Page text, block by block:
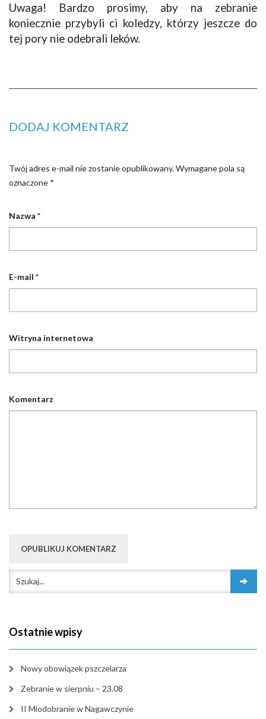
Uwaga! Bardzo prosimy, aby na zebranie
koniecznie przybyli ci koledzy, którzy jeszcze do
tej pory nie odebrali leków.
DODAJ KOMENTARZ
Twój adres e-mail nie zostanie opublikowany.Wymagane pola są
oznaczone *
Nazwa *
E-mail *
Witryna internetowa
Komentarz
Ostatnie wpisy
Nowy obowiązek pszczelarza
Zebranie w sierpniu – 23.08
II Miodobranie w Nagawczynie